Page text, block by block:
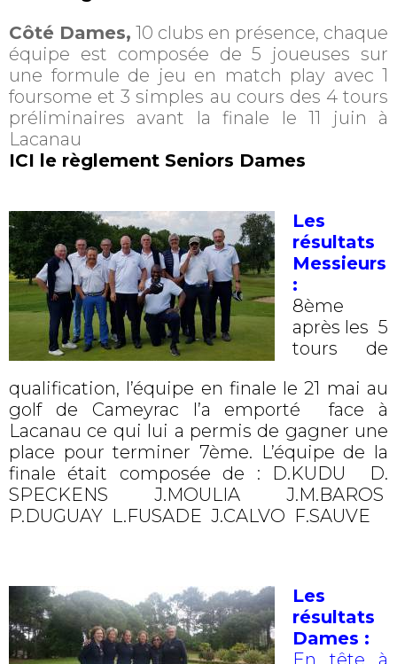
Côté Dames, 10 clubs en présence, chaque
équipe est composée de 5 joueuses sur
une formule de jeu en match play avec 1
foursome et 3 simples au cours des 4 tours
préliminaires avant la finale le 11 juin à
Lacanau
ICI le règlement Seniors Dames
Les
résultats
Messieurs
:
8ème
après les 5
tours de
qualification, l’équipe en finale le 21 mai au
golf de Cameyrac l’a emporté face à
Lacanau ce qui lui a permis de gagner une
place pour terminer 7ème. L’équipe de la
finale était composée de : D.KUDU D.
SPECKENS J.MOULIA J.M.BAROS
P.DUGUAY L.FUSADE J.CALVO F.SAUVE
Les
résultats
Dames :
En tête à